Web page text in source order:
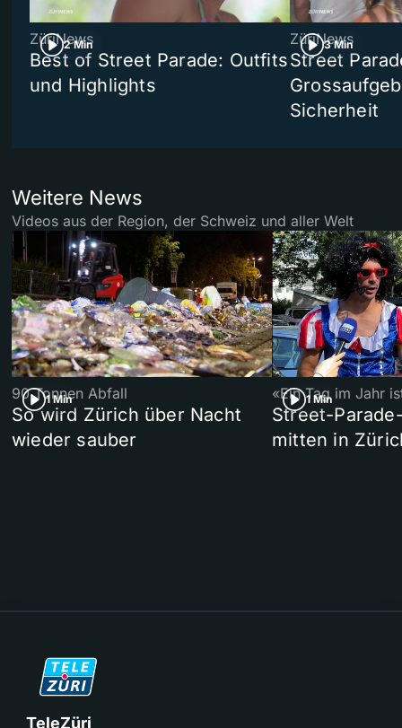
2 Min
ZüriNews
Best of Street Parade: Outfits
und Highlights
3 Min
ZüriNews
Street
Sicherheit
Weitere News
Videos aus der Region, der Schweiz und aller Welt
1 Min
90 Tonnen Abfall
So wird Zürich über Nacht
wieder sauber
1 Min
«Ein Tag im Jahr
Street-
mitten in
TeleZüri